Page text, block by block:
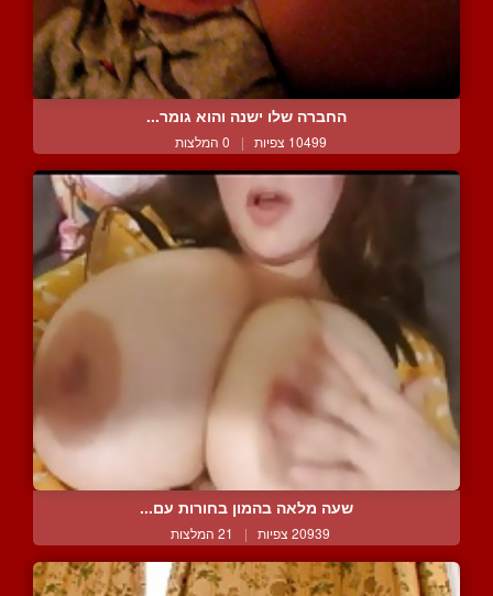
החברה שלו ישנה והוא גומר...
10499 צפיות | 0 המלצות
שעה מלאה בהמון בחורות עם...
20939 צפיות | 21 המלצות